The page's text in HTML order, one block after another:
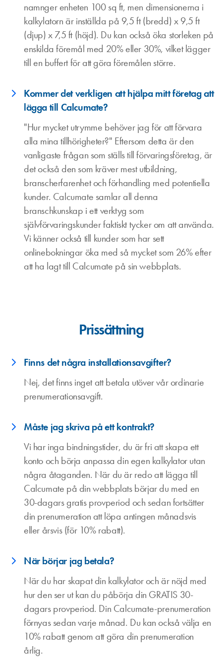
namnger enheten 100 sq ft, men dimensionerna i
kalkylatorn är inställda på 9,5 ft (bredd) x 9,5 ft
(djup) x 7,5 ft (höjd). Du kan också öka storleken på
enskilda föremål med 20% eller 30%, vilket lägger
till en buffert för att göra föremålen större.
Kommer det verkligen att hjälpa mitt företag att
lägga till Calcumate?
"Hur mycket utrymme behöver jag för att förvara
alla mina tillhörigheter?" Eftersom detta är den
vanligaste frågan som ställs till förvaringsföretag, är
det också den som kräver mest utbildning,
branscherfarenhet och förhandling med potentiella
kunder. Calcumate samlar all denna
branschkunskap i ett verktyg som
självförvaringskunder faktiskt tycker om att använda.
Vi känner också till kunder som har sett
onlinebokningar öka med så mycket som 26% efter
att ha lagt till Calcumate på sin webbplats.
Prissättning
Finns det några installationsavgifter?
Nej, det finns inget att betala utöver vår ordinarie
prenumerationsavgift.
Måste jag skriva på ett kontrakt?
Vi har inga bindningstider, du är fri att skapa ett
konto och börja anpassa din egen kalkylator utan
några åtaganden. När du är redo att lägga till
Calcumate på din webbplats börjar du med en
30-dagars gratis provperiod och sedan fortsätter
din prenumeration att löpa antingen månadsvis
eller årsvis (för 10% rabatt).
När börjar jag betala?
När du har skapat din kalkylator och är nöjd med
hur den ser ut kan du påbörja din GRATIS 30-
dagars provperiod. Din Calcumate-prenumeration
förnyas sedan varje månad. Du kan också välja en
10% rabatt genom att göra din prenumeration
årlig.